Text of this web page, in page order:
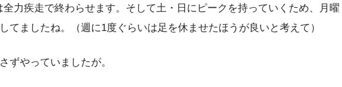
全力疾走で終わらせます。そして土・日にピークを持っていくため、月曜
てましたね。（週に1度ぐらいは足を休ませたほうが良いと考えて）
ずやっていましたが。